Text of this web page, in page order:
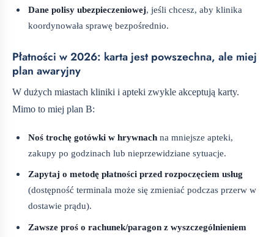
Dane polisy ubezpieczeniowej, jeśli chcesz, aby klinika
koordynowała sprawę bezpośrednio.
Płatności w 2026: karta jest powszechna, ale miej
plan awaryjny
W dużych miastach kliniki i apteki zwykle akceptują karty.
Mimo to miej plan B:
Noś trochę gotówki w hrywnach na mniejsze apteki,
zakupy po godzinach lub nieprzewidziane sytuacje.
Zapytaj o metodę płatności przed rozpoczęciem usług
(dostępność terminala może się zmieniać podczas przerw w
dostawie prądu).
Zawsze proś o rachunek/paragon z wyszczególnieniem